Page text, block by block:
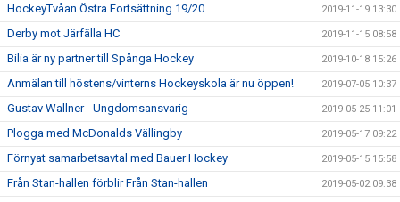
HockeyTvåan Östra Fortsättning 19/20 2019-11-19 13:30
Derby mot Järfälla HC 2019-11-15 08:58
Bilia är ny partner till Spånga Hockey 2019-10-18 15:26
Anmälan till höstens/vinterns Hockeyskola är nu öppen! 2019-07-05 10:37
Gustav Wallner - Ungdomsansvarig 2019-05-25 11:01
Plogga med McDonalds Vällingby 2019-05-17 09:22
Förnyat samarbetsavtal med Bauer Hockey 2019-05-15 15:58
Från Stan-hallen förblir Från Stan-hallen 2019-05-02 09:38